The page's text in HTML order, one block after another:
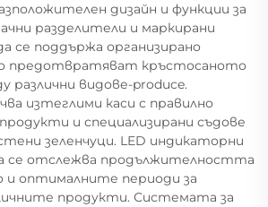
дизайн и функции за
разделители и маркирани
се поддържа организирано
предотвратяват кръстосаното
различни видове-produce.
изтеглими каси с правилно
и специализирани съдове
зеленчуци. LED индикаторни
се отслежва продължителността
и оптималните периоди за
продукти. Системата за